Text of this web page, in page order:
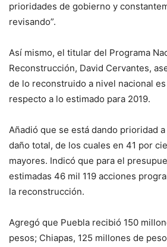
prioridades de gobierno y
revisando”.
Así mismo, el titular del Programa
Reconstrucción, David Cervantes,
de lo reconstruido a nivel nacional
respecto a lo estimado para 2019.
Añadió que se está dando prioridad
daño total, de los cuales en 41 por
mayores. Indicó que para el
estimadas 46 mil 119 acciones
la reconstrucción.
Agregó que Puebla recibió 150
pesos; Chiapas, 125 millones de